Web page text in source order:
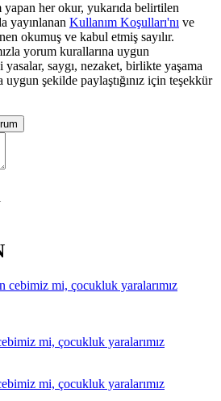
her okur, yukarıda belirtilen
yayınlanan Kullanım Koşulları'nı ve
okumuş ve kabul etmiş sayılır.
yorum kurallarına uygun
yasalar, saygı, nezaket, birlikte yaşama
uygun şekilde paylaştığınız için teşekkür
mi, çocukluk yaralarımız
mi, çocukluk yaralarımız